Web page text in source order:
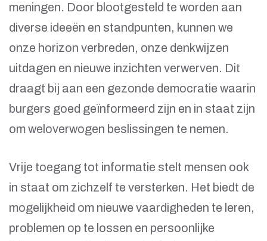
meningen. Door blootgesteld te worden aan
diverse ideeën en standpunten, kunnen we
onze horizon verbreden, onze denkwijzen
uitdagen en nieuwe inzichten verwerven. Dit
draagt bij aan een gezonde democratie waarin
burgers goed geïnformeerd zijn en in staat zijn
om weloverwogen beslissingen te nemen.
Vrije toegang tot informatie stelt mensen ook
in staat om zichzelf te versterken. Het biedt de
mogelijkheid om nieuwe vaardigheden te leren,
problemen op te lossen en persoonlijke